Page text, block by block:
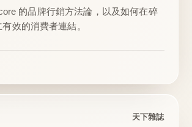
的品牌行銷方法論，以及如何在碎
效的消費者連結。
天下雜誌